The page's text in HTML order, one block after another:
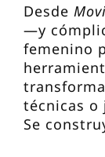
Desde
—y
femenino
técnicas o
Se